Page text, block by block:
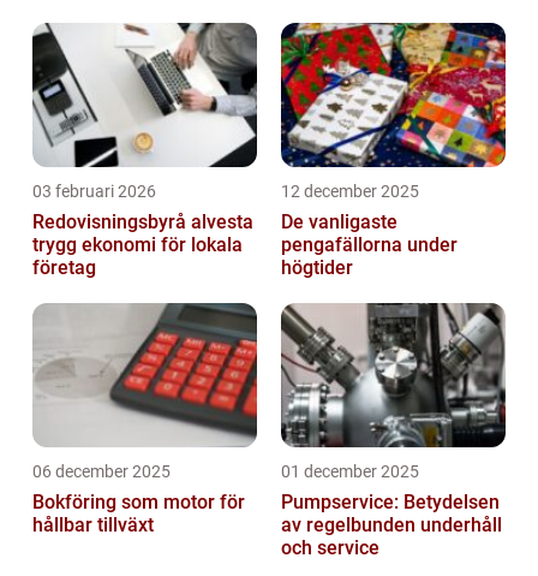
03 februari 2026
Redovisningsbyrå alvesta
trygg ekonomi för lokala
företag
12 december 2025
De vanligaste
pengafällorna under
högtider
06 december 2025
Bokföring som motor för
hållbar tillväxt
01 december 2025
Pumpservice: Betydelsen
av regelbunden underhåll
och service